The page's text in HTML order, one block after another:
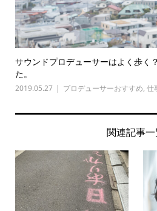
サウンドプロデューサーはよく歩く
た。
2019.05.27 プロデューサーおすすめ, 仕
関連記事一